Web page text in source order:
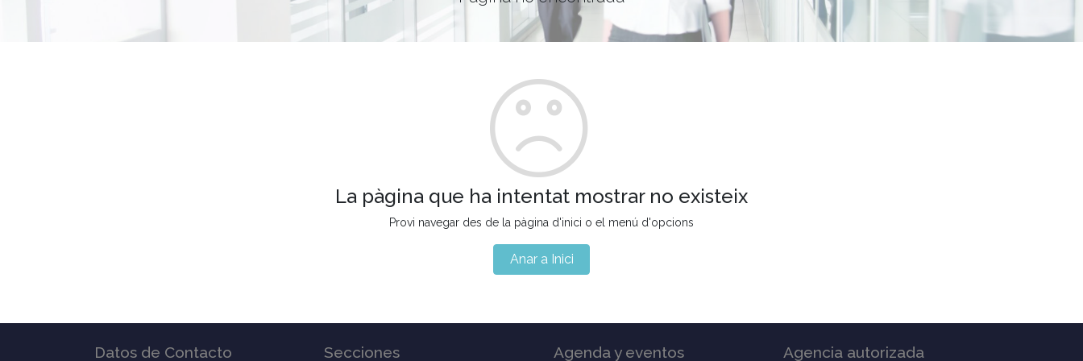
La pàgina que ha intentat mostrar no existeix
Provi navegar des de la pàgina d'inici o el menú d'opcions
Anar a Inici
Datos de Contacto Secciones Agenda y eventos Agencia autorizada